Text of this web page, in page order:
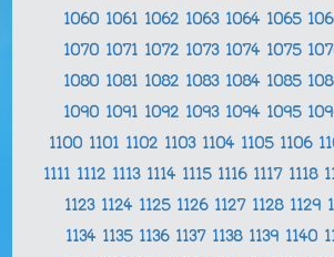
1060 1061 1062 1063 1064 1065
1070 1071 1072 1073 1074 1075
1080 1081 1082 1083 1084 1085
1090 1091 1092 1093 1094 1095
1100 1101 1102 1103 1104 1105 1106
1111 1112 1113 1114 1115 1116 1117 1118
1123 1124 1125 1126 1127 1128 1129
1134 1135 1136 1137 1138 1139 1140